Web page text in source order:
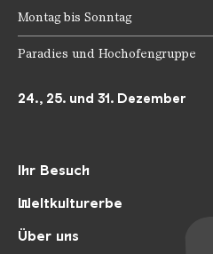
Ihr Besuch
Weltkulturerbe
Über uns
Montag bis Sonntag
Paradies und Hochofengruppe
24., 25. und 31. Dezember